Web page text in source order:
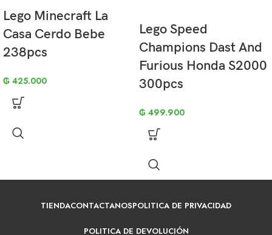
Lego Minecraft La
Casa Cerdo Bebe
238pcs
₲ 425.000
Lego Speed
Champions Dast And
Furious Honda S2000
300pcs
₲ 499.900
TIENDACONTACTANOSPOLITICA DE PRIVACIDAD
POLITICA DE DEVOLUCIÓN